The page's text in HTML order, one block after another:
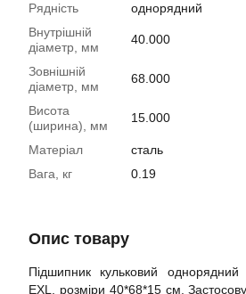
Рядність
однорядний
Внутрішній
діаметр, мм
40.000
Зовнішній
діаметр, мм
68.000
Висота
(ширина), мм
15.000
Матеріал
сталь
Вага, кг
0.19
Опис товару
Підшипник кульковий
EXL, розміри 40*68*15 см.